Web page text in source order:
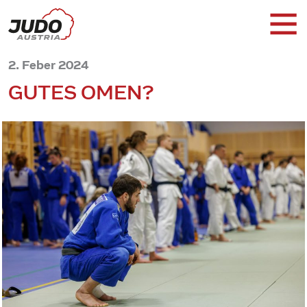
2. Feber 2024
GUTES OMEN?